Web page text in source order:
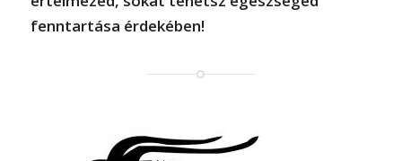
fenntartása érdekében!